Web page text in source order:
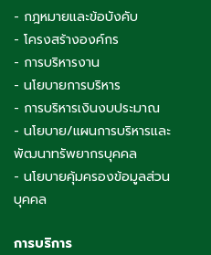
- กฎหมายและข้อบังคับ
- โครงสร้างองค์กร
- การบริหารงาน
- นโยบายการบริหาร
- การบริหารเงินงบประมาณ
- นโยบาย/แผนการบริหารและ
พัฒนาทรัพยากรบุคคล
- นโยบายคุ้มครองข้อมูลส่วน
บุคคล
การบริการ